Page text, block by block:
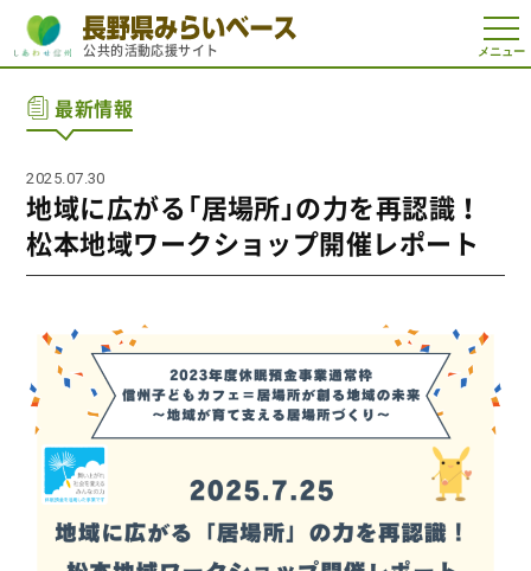
t
o
i
公共的活動応援サイト
最新情報
2025.07.30
地域に広がる「居場所」の力を再認識！
松本地域ワークショップ開催レポート